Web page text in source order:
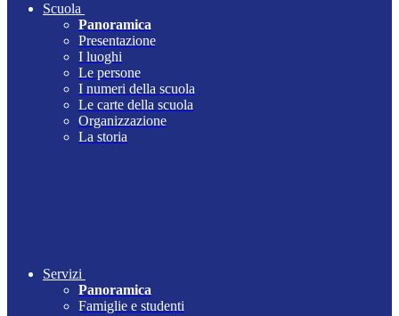
Scuola
Panoramica
Presentazione
I luoghi
Le persone
I numeri della scuola
Le carte della scuola
Organizzazione
La storia
Servizi
Panoramica
Famiglie e studenti